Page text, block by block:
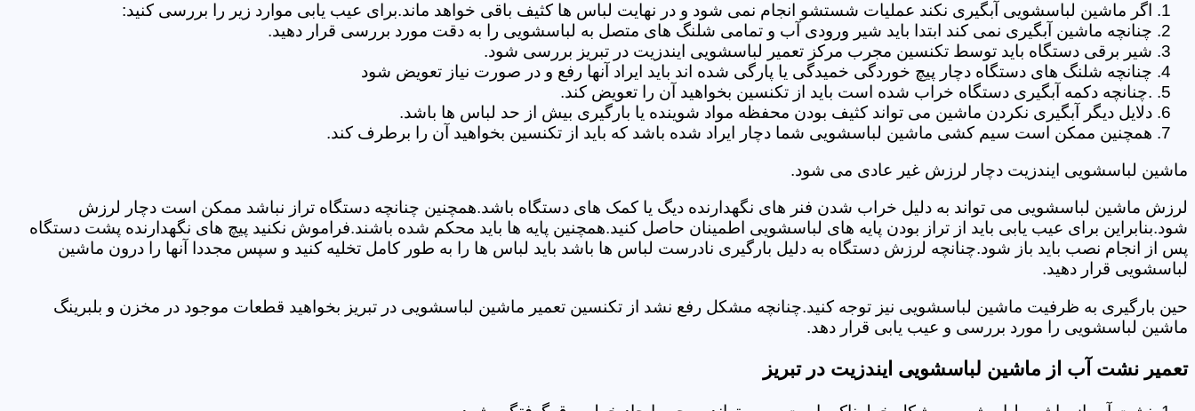
اگر ماشین لباسشویی آبگیری نکند عملیات شستشو انجام نمی شود و در نهایت لباس ها کثیف باقی خواهد ماند.برای عیب یابی موارد زیر را بررسی کنید:
چنانچه ماشین آبگیری نمی کند ابتدا باید شیر ورودی آب و تمامی شلنگ های متصل به لباسشویی را به دقت مورد بررسی قرار دهید.
شیر برقی دستگاه باید توسط تکنسین مجرب مرکز تعمیر لباسشویی ایندزیت در تبریز بررسی شود.
چنانچه شلنگ های دستگاه دچار پیچ خوردگی خمیدگی یا پارگی شده اند باید ایراد آنها رفع و در صورت نیاز تعویض شود
.چنانچه دکمه آبگیری دستگاه خراب شده است باید از تکنسین بخواهید آن را تعویض کند.
دلایل دیگر آبگیری نکردن ماشین می تواند کثیف بودن محفظه مواد شوینده یا بارگیری بیش از حد لباس ها باشد.
همچنین ممکن است سیم کشی ماشین لباسشویی شما دچار ایراد شده باشد که باید از تکنسین بخواهید آن را برطرف کند.
ماشین لباسشویی ایندزیت دچار لرزش غیر عادی می شود.
لرزش ماشین لباسشویی می تواند به دلیل خراب شدن فنر های نگهدارنده دیگ یا کمک های دستگاه باشد.همچنین چنانچه دستگاه تراز نباشد ممکن است دچار لرزش
شود.بنابراین برای عیب یابی باید از تراز بودن پایه های لباسشویی اطمینان حاصل کنید.همچنین پایه ها باید محکم شده باشند.فراموش نکنید پیچ های نگهدارنده پشت دستگاه
پس از انجام نصب باید باز شود.چنانچه لرزش دستگاه به دلیل بارگیری نادرست لباس ها باشد باید لباس ها را به طور کامل تخلیه کنید و سپس مجددا آنها را درون ماشین
لباسشویی قرار دهید.
حین بارگیری به ظرفیت ماشین لباسشویی نیز توجه کنید.چنانچه مشکل رفع نشد از تکنسین تعمیر ماشین لباسشویی در تبریز بخواهید قطعات موجود در مخزن و بلبرینگ
ماشین لباسشویی را مورد بررسی و عیب یابی قرار دهد.
تعمیر نشت آب از ماشین لباسشویی ایندزیت در تبریز